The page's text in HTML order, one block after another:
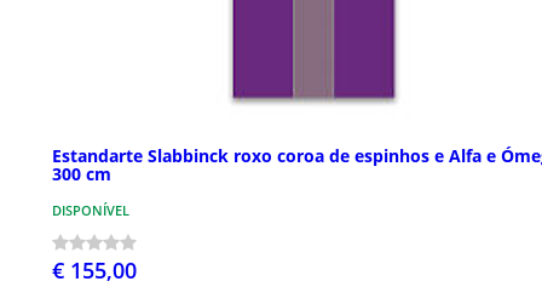
Estandarte Slabbinck roxo coroa de espinhos e Alfa e
300 cm
DISPONÍVEL
€ 155,00